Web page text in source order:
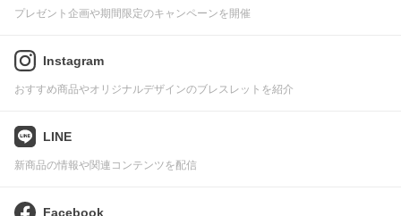
プレゼント企画や期間限定のキャンペーンを開催
Instagram
おすすめ商品やオリジナルデザインのブレスレットを紹介
LINE
新商品の情報や関連コンテンツを配信
Facebook